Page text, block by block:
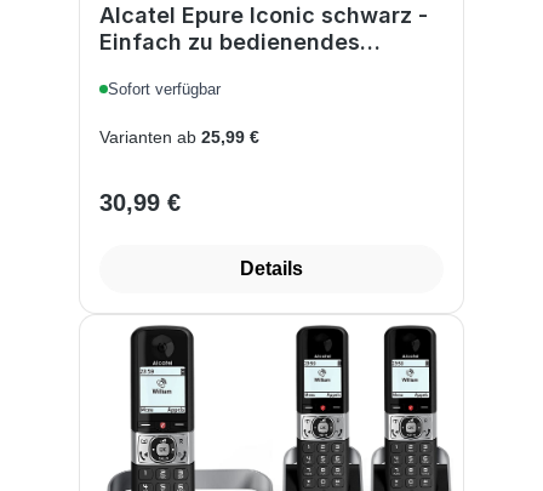
Alcatel Epure Iconic schwarz -
Einfach zu bedienendes
Telefon, mit Freisprechfunktion
Anrufen Ohne
Sofort verfügbar
Varianten ab 25,99 €
Regulärer Preis:
30,99 €
Details